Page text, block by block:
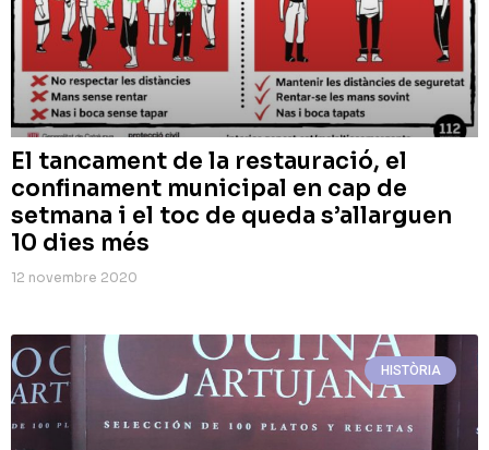
El tancament de la restauració, el
confinament municipal en cap de
setmana i el toc de queda s’allarguen
10 dies més
12 novembre 2020
HISTÒRIA